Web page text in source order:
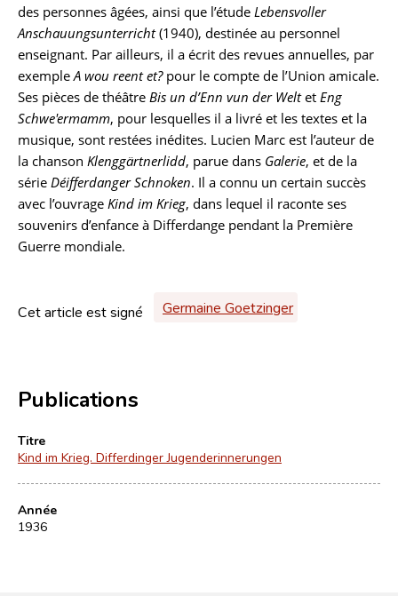
des personnes âgées, ainsi que l’étude Lebensvoller
Anschauungsunterricht(1940), destinée au personnel
enseignant. Par ailleurs, il a écrit des revues annuelles, par
exempleA wou reent et?pour le compte de l’Union amicale.
Ses pièces de théâtre Bis un d’Enn vun der Weltet Eng
Schwe'ermamm, pour lesquelles il a livré et les textes et la
musique, sont restées inédites. Lucien Marc est l’auteur de
la chanson Klenggärtnerlidd, parue dans Galerie, et de la
série Déifferdanger Schnoken. Il a connu un certain succès
avec l’ouvrage Kind im Krieg, dans lequel il raconte ses
souvenirs d’enfance à Differdange pendant la Première
Guerre mondiale.
Cet article est signé Germaine Goetzinger
Publications
Titre
Kind im Krieg. Differdinger Jugenderinnerungen
Année
1936